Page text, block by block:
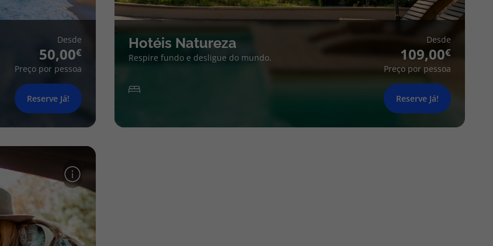
Desde
50,00
Preço por pessoa
Reserve Já!
Hotéis Natureza
Respire fundo e desligue do mundo.
Desde
109,00
Preço por pessoa
Reserve Já!